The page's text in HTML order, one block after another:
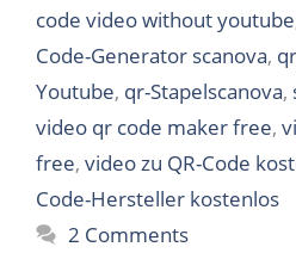
code video without youtube
Code-Generator scanova,
Youtube, qr-Stapelscanova,
video qr code maker free,
free, video zu QR-Code
Code-Hersteller kostenlos
2 Comments